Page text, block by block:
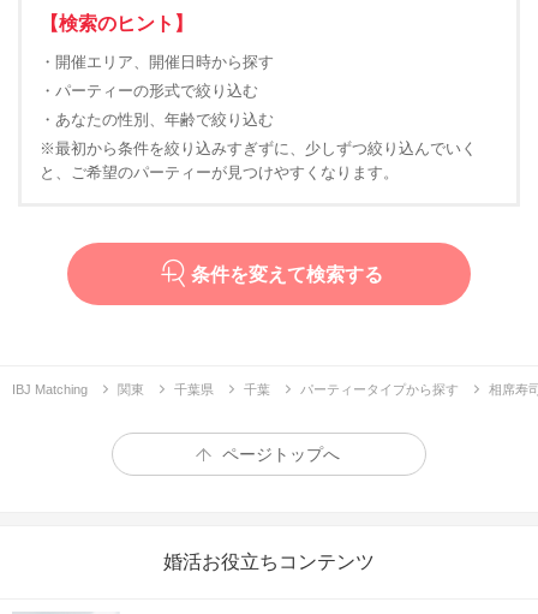
【検索のヒント】
・開催エリア、開催日時から探す
・パーティーの形式で絞り込む
・あなたの性別、年齢で絞り込む
※最初から条件を絞り込みすぎずに、少しずつ絞り込んでいく
と、ご希望のパーティーが見つけやすくなります。
条件を変えて検索する
IBJ Matching 関東 千葉県 千葉 パーティータイプから探す 相席寿
ページトップへ
婚活お役立ちコンテンツ